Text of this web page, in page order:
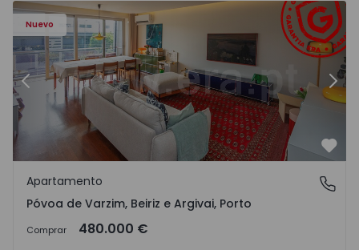
Nuevo
e Argivai - 1574602 - 20
Apartamento T3 Póvoa de Varzim, Póvoa de Varzim,
Anterior
Póvoa de Varzim, Beiriz e Argivai, Porto
Apartamento
Póvoa de Varzim, Beiriz e Argivai, Porto
Comprar 480.000 €